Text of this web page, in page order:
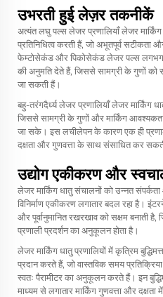
उभरती हुई लेज़र तकनीकें
अत्यंत लघु पल्स लेजर प्रणालियाँ लेजर मार्किंग
प्रतिनिधित्व करती हैं, जो अभूतपूर्व सटीकता
फेम्टोसेकंड और पिकोसेकंड लेजर पल्स लगभग
की अनुमति देते हैं, जिससे सामग्री के गुणों को
जा सकती हैं।
बहु-तरंगदैर्ध्य लेजर प्रणालियाँ लेजर मार्किंग
जिससे सामग्री के गुणों और मार्किंग
जा सके। इस लचीलेपन के कारण एक ही
दक्षता और गुणवत्ता के साथ संसाधित कर
उद्योग एकीकरण और
लेजर मार्किंग धातु संचालनों को उन्नत
विनिर्माण एकीकरण लगातार बदल रहा है।
और पूर्वानुमानित रखरखाव को सक्षम
प्रणाली प्रदर्शन का अनुकूलन होता है।
लेजर मार्किंग धातु प्रणालियों में कृत्रिम
प्रदान करते हैं, जो वास्तविक समय
स्वतः पैरामीटर का अनुकूलन करते हैं। इन
माध्यम से लगातार मार्किंग गुणवत्ता और दक्षता